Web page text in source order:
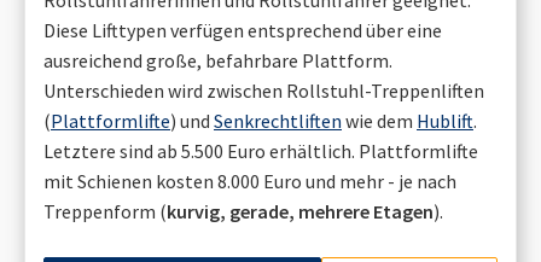
Diese Lifttypen verfügen entsprechend über eine
ausreichend große, befahrbare Plattform.
Unterschieden wird zwischen Rollstuhl-Treppenliften
(Plattformlifte) und Senkrechtliften wie dem Hublift.
Letztere sind ab 5.500 Euro erhältlich. Plattformlifte
mit Schienen kosten 8.000 Euro und mehr - je nach
Treppenform (kurvig, gerade, mehrere Etagen).